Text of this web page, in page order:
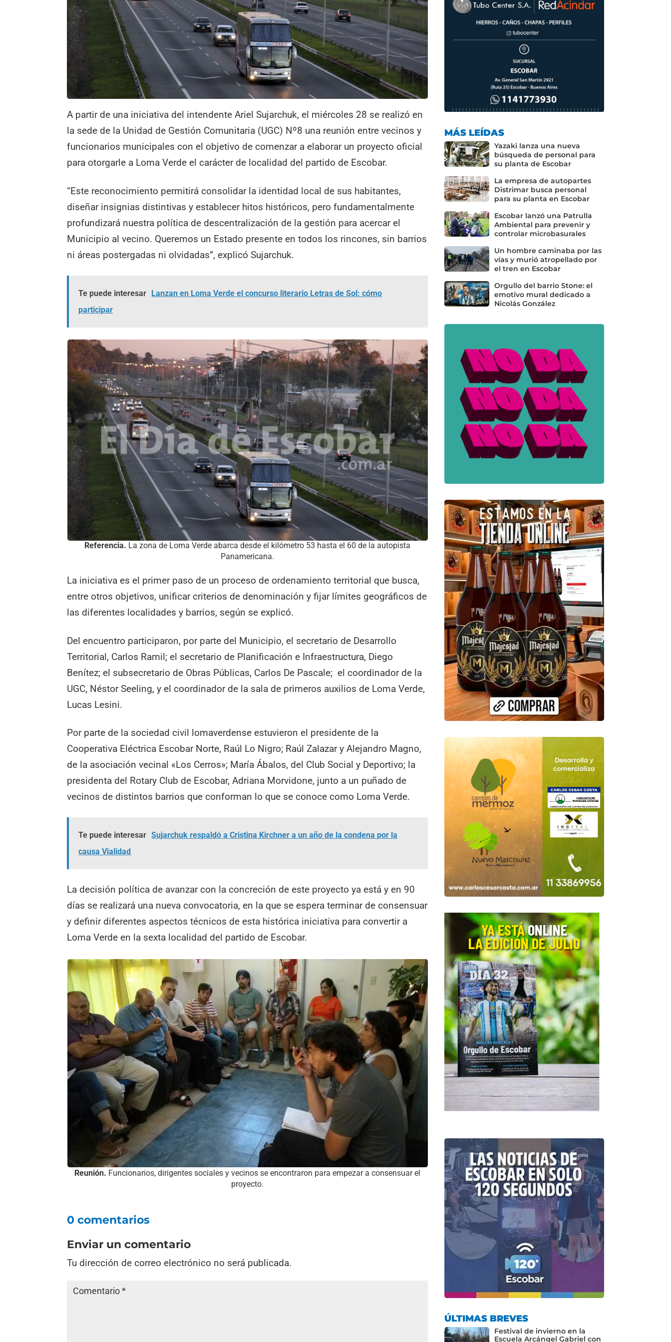
A partir de una iniciativa del intendente Ariel Sujarchuk, el miércoles 28 se realizó en
la sede de la Unidad de Gestión Comunitaria (UGC) Nº8 una reunión entre vecinos y
funcionarios municipales con el objetivo de comenzar a elaborar un proyecto oficial
para otorgarle a Loma Verde el carácter de localidad del partido de Escobar.
“Este reconocimiento permitirá consolidar la identidad local de sus habitantes,
diseñar insignias distintivas y establecer hitos históricos, pero fundamentalmente
profundizará nuestra política de descentralización de la gestión para acercar el
Municipio al vecino. Queremos un Estado presente en todos los rincones, sin barrios
ni áreas postergadas ni olvidadas”, explicó Sujarchuk.
Te puede interesar Lanzan en Loma Verde el concurso literario Letras de Sol: cómo
participar
Referencia. La zona de Loma Verde abarca desde el kilómetro 53 hasta el 60 de la autopista
Panamericana.
La iniciativa es el primer paso de un proceso de ordenamiento territorial que busca,
entre otros objetivos, unificar criterios de denominación y fijar límites geográficos de
las diferentes localidades y barrios, según se explicó.
Del encuentro participaron, por parte del Municipio, el secretario de Desarrollo
Territorial, Carlos Ramil; el secretario de Planificación e Infraestructura, Diego
Benítez; el subsecretario de Obras Públicas, Carlos De Pascale; el coordinador de la
UGC, Néstor Seeling, y el coordinador de la sala de primeros auxilios de Loma Verde,
Lucas Lesini.
Por parte de la sociedad civil lomaverdense estuvieron el presidente de la
Cooperativa Eléctrica Escobar Norte, Raúl Lo Nigro; Raúl Zalazar y Alejandro Magno,
de la asociación vecinal «Los Cerros»; María Ábalos, del Club Social y Deportivo; la
presidenta del Rotary Club de Escobar, Adriana Morvidone, junto a un puñado de
vecinos de distintos barrios que conforman lo que se conoce como Loma Verde.
Te puede interesar Sujarchuk respaldó a Cristina Kirchner a un año de la condena por la
causa Vialidad
La decisión política de avanzar con la concreción de este proyecto ya está y en 90
días se realizará una nueva convocatoria, en la que se espera terminar de consensuar
y definir diferentes aspectos técnicos de esta histórica iniciativa para convertir a
Loma Verde en la sexta localidad del partido de Escobar.
Reunión. Funcionarios, dirigentes sociales y vecinos se encontraron para empezar a consensuar el
proyecto.
0 comentarios
Enviar un comentario
Tu dirección de correo electrónico no será publicada.
MÁS LEÍDAS
Yazaki lanza una nueva
búsqueda de personal para
su planta de Escobar
La empresa de autopartes
Distrimar busca personal
para su planta en Escobar
Escobar lanzó una Patrulla
Ambiental para prevenir y
controlar microbasurales
Un hombre caminaba por las
vías y murió atropellado por
el tren en Escobar
Orgullo del barrio Stone: el
emotivo mural dedicado a
Nicolás González
ÚLTIMAS BREVES
Festival de invierno en la
Escuela Arcángel Gabriel con